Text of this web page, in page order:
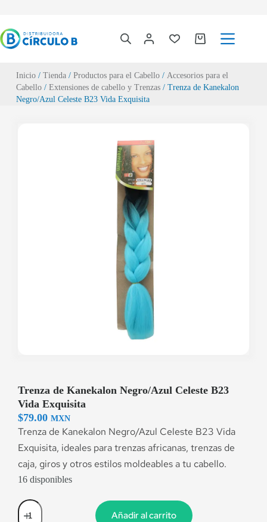
Inicio/ Tienda/ Productos para el Cabello/ Accesorios para el
Cabello/ Extensiones de cabello y Trenzas/ Trenza de Kanekalon
Negro/Azul Celeste B23 Vida Exquisita
Trenza de Kanekalon Negro/Azul Celeste B23
Vida Exquisita
$79.00 MXN
Trenza de Kanekalon Negro/Azul Celeste B23 Vida
Exquisita, ideales para trenzas africanas, trenzas de
caja, giros y otros estilos moldeables a tu cabello.
16 disponibles
Añadir al carrito